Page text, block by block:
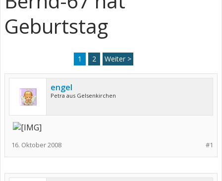
Geburtstag
1 2 Weiter >
engel
Petra aus Gelsenkirchen
#1
16. Oktober 2008